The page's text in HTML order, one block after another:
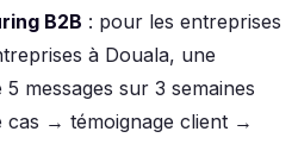
B2B : pour les entreprises
à Douala, une
messages sur 3 semaines
cas → témoignage client →